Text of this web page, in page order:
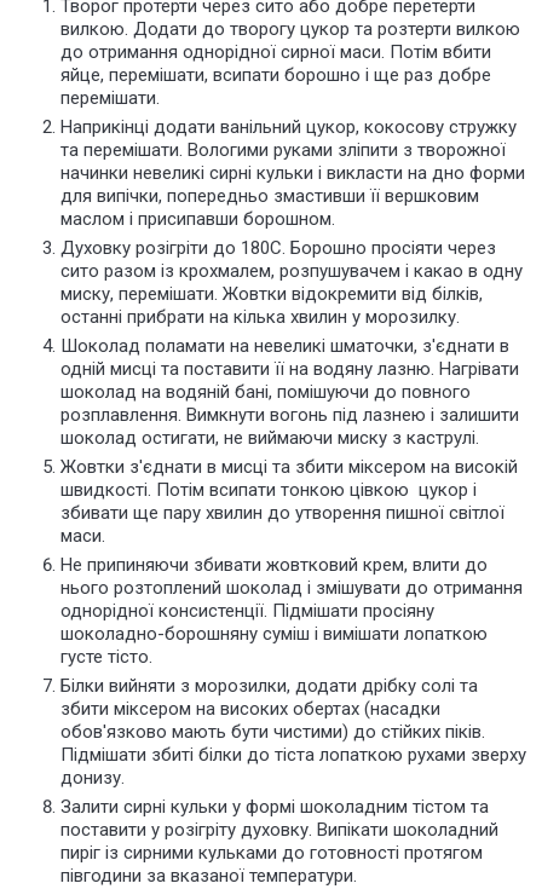
Творог протерти через сито або добре перетерти
вилкою. Додати до творогу цукор та розтерти вилкою
до отримання однорідної сирної маси. Потім вбити
яйце, перемішати, всипати борошно і ще раз добре
перемішати.
Наприкінці додати ванільний цукор, кокосову стружку
та перемішати. Вологими руками зліпити з творожної
начинки невеликі сирні кульки і викласти на дно форми
для випічки, попередньо змастивши її вершковим
маслом і присипавши борошном.
Духовку розігріти до 180С. Борошно просіяти через
сито разом із крохмалем, розпушувачем і какао в одну
миску, перемішати. Жовтки відокремити від білків,
останні прибрати на кілька хвилин у морозилку.
Шоколад поламати на невеликі шматочки, з'єднати в
одній мисці та поставити її на водяну лазню. Нагрівати
шоколад на водяній бані, помішуючи до повного
розплавлення. Вимкнути вогонь під лазнею і залишити
шоколад остигати, не виймаючи миску з каструлі.
Жовтки з'єднати в мисці та збити міксером на високій
швидкості. Потім всипати тонкою цівкою цукор і
збивати ще пару хвилин до утворення пишної світлої
маси.
Не припиняючи збивати жовтковий крем, влити до
нього розтоплений шоколад і змішувати до отримання
однорідної консистенції. Підмішати просіяну
шоколадно-борошняну суміш і вимішати лопаткою
густе тісто.
Білки вийняти з морозилки, додати дрібку солі та
збити міксером на високих обертах (насадки
обов'язково мають бути чистими) до стійких піків.
Підмішати збиті білки до тіста лопаткою рухами зверху
донизу.
Залити сирні кульки у формі шоколадним тістом та
поставити у розігріту духовку. Випікати шоколадний
пиріг із сирними кульками до готовності протягом
півгодини за вказаної температури.